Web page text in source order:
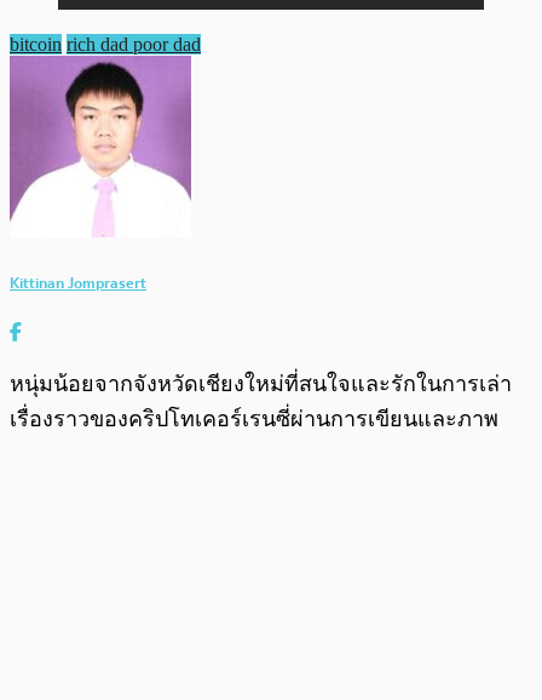
bitcoin rich dad poor dad
Kittinan Jomprasert
หนุ่มน้อยจากจังหวัดเชียงใหม่ที่สนใจและรักในการเล่า
เรื่องราวของคริปโทเคอร์เรนซี่ผ่านการเขียนและภาพ